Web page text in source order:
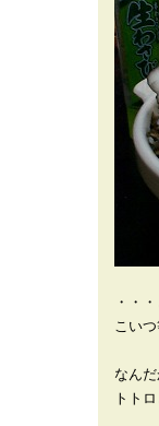
・・
こいつ
なん
トト